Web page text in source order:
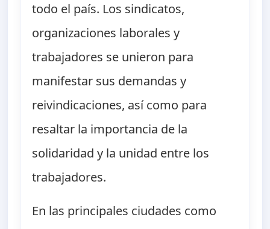
todo el país. Los sindicatos,
organizaciones laborales y
trabajadores se unieron para
manifestar sus demandas y
reivindicaciones, así como para
resaltar la importancia de la
solidaridad y la unidad entre los
trabajadores.
En las principales ciudades como